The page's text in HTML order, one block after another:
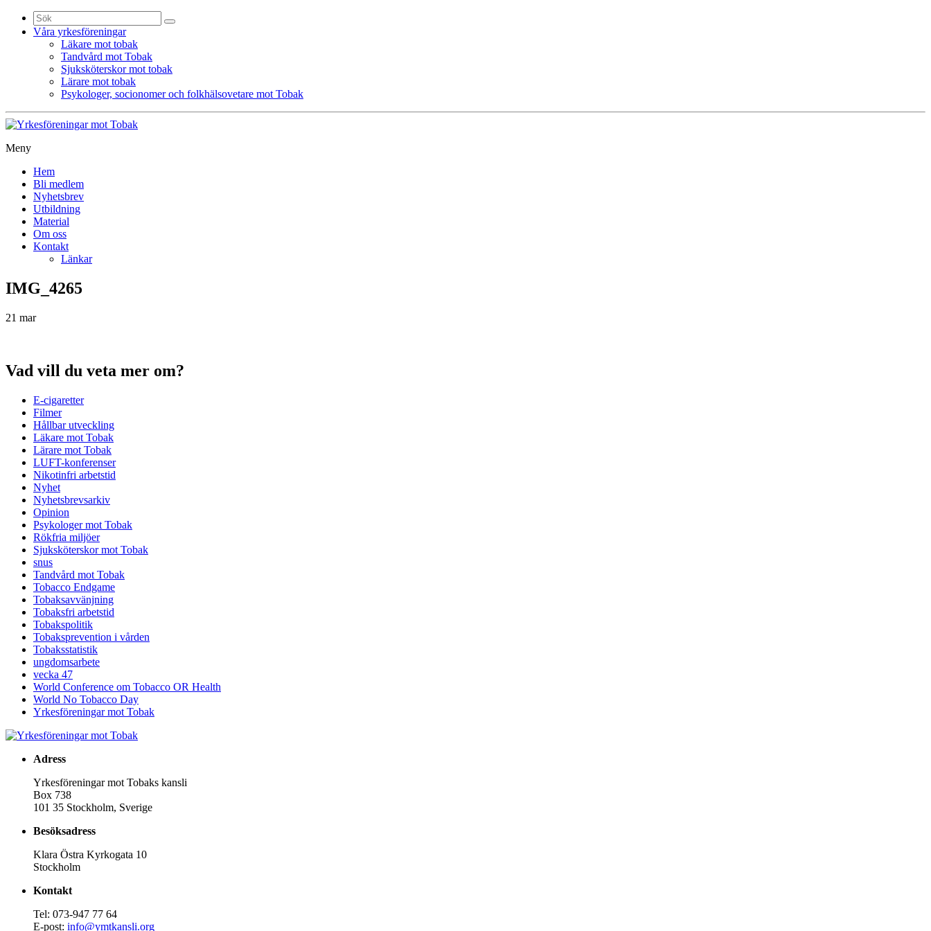
Sök
efter:
Våra yrkesföreningar
Läkare mot tobak
Tandvård mot Tobak
Sjuksköterskor mot tobak
Lärare mot tobak
Psykologer, socionomer och folkhälsovetare mot Tobak
Meny
vidare
innehåll
Hem
Bli medlem
Nyhetsbrev
Utbildning
Material
Om oss
Kontakt
Länkar
IMG_4265
21 mar
Vad vill du veta mer om?
E-cigaretter
Filmer
Hållbar utveckling
Läkare mot Tobak
Lärare mot Tobak
LUFT-konferenser
Nikotinfri arbetstid
Nyhet
Nyhetsbrevsarkiv
Opinion
Psykologer mot Tobak
Rökfria miljöer
Sjuksköterskor mot Tobak
snus
Tandvård mot Tobak
Tobacco Endgame
Tobaksavvänjning
Tobaksfri arbetstid
Tobakspolitik
Tobaksprevention i vården
Tobaksstatistik
ungdomsarbete
vecka 47
World Conference om Tobacco OR Health
World No Tobacco Day
Yrkesföreningar mot Tobak
Adress
Yrkesföreningar mot Tobaks kansli
Box 738
101 35 Stockholm, Sverige
Besöksadress
Klara Östra Kyrkogata 10
Stockholm
Kontakt
Tel: 073-947 77 64
E-post: info@ymtkansli.org